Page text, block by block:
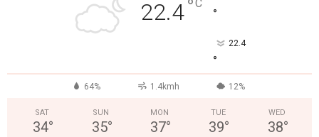
22.4°C
°
22.4
°
64% 1.4kmh 12%
SAT
34°
SUN
35°
MON
37°
TUE
39°
WED
38°